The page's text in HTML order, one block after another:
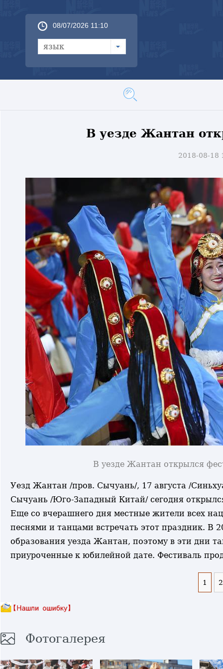
08/07/2026 11:10
язык
В уезде Жантан
2018-08-18
В уезде Жантан открылся
Уезд Жантан /пров. Сычуань/, 17 августа /
Сычуань /Юго-Западный Китай/ сегодня
Еще со вчерашнего дня местные жители всех
песнями и танцами встречать этот праздник. В
образования уезда Жантан, поэтому в эти дни
приуроченные к юбилейной дате. Фестиваль
1 2
Фотогалерея